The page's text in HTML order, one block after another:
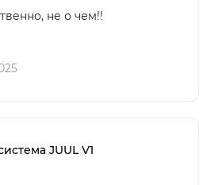
не о чем!!
JUUL V1